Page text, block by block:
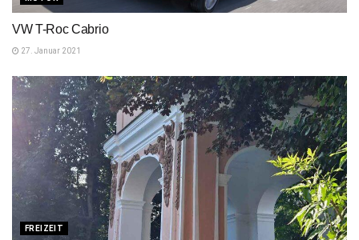
VW T-Roc Cabrio
27. Januar 2021
FREIZEIT